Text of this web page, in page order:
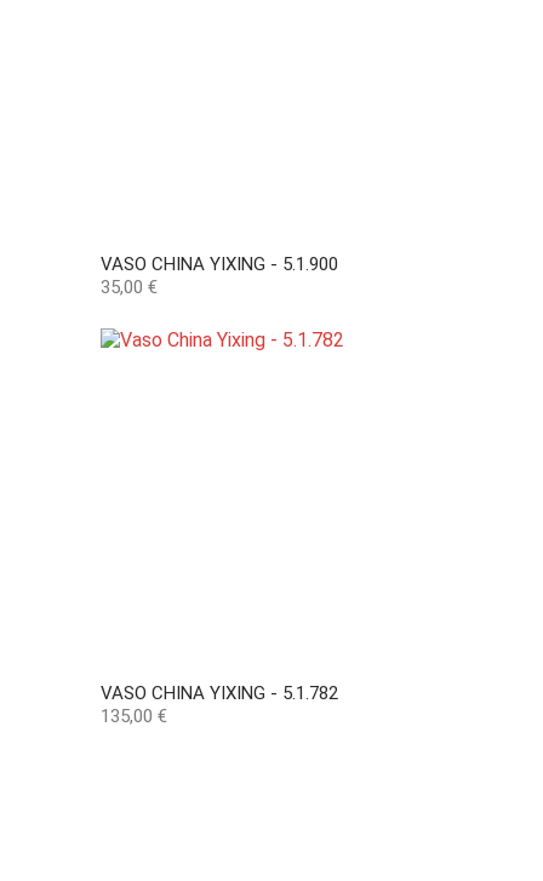
VASO CHINA YIXING - 5.1.900
Preço
35,00 €
VASO CHINA YIXING - 5.1.782
Preço
135,00 €